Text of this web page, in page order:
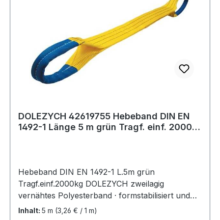
DOLEZYCH 42619755 Hebeband DIN EN
1492-1 Länge 5 m grün Tragf. einf. 2000
Hebeband DIN EN 1492-1 L.5m grün
Tragf.einf.2000kg DOLEZYCH zweilagig
vernähtes Polyesterband · formstabilisiert und
imprägniert · Sicherheitsfaktor 7:1 ·
Inhalt: 5 m (3,26 € / 1 m)